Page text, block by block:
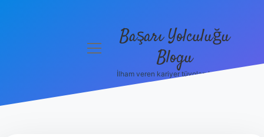
menüyüBaşarı Yolculuğu
Blogu
İlham veren kariyer tüyoları burada!